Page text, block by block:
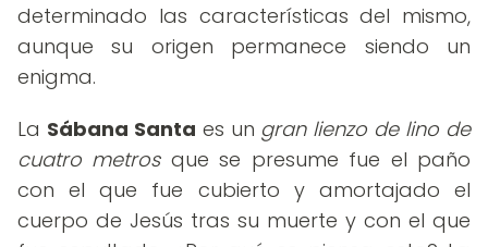
determinado las características del mismo,
aunque su origen permanece siendo un
enigma.
La Sábana Santa es un gran lienzo de lino de
cuatro metrosque se presume fue el paño
con el que fue cubierto y amortajado el
cuerpo de Jesús tras su muerte y con el que